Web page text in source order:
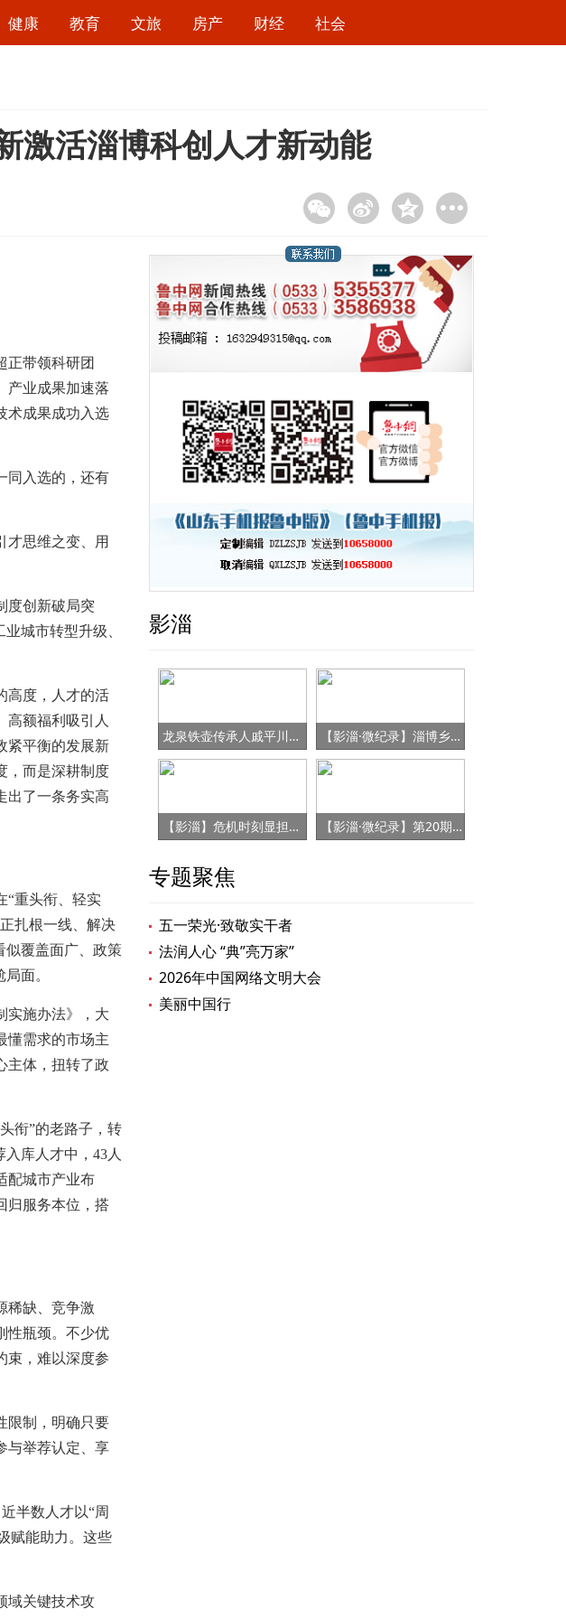
健康 教育 文旅 房产 财经 社会
激活淄博科创人才新动能
带领科研团
产业成果加速落
术成果成功入选
入选的，还有
思维之变、用
创新破局突
城市转型升级、
度，人才的活
高额福利吸引人
紧平衡的发展新
，而是深耕制度
出了一条务实高
重头衔、轻实
扎根一线、解决
似覆盖面广、政策
面。
施办法》，大
懂需求的市场主
主体，扭转了政
衔”的老路子，转
库人才中，43人
配城市产业布
归服务本位，搭
缺、竞争激
性瓶颈。不少优
束，难以深度参
制，明确只要
与举荐认定、享
半数人才以“周
赋能助力。这些
域关键技术攻
影淄
龙泉铁壶传承人戚平川的“守艺”之路 【影淄·微纪录】淄博乡村女书记的“变形记”
【影淄】危机时刻显担当 赤胆忠心保健康 【影淄·微纪录】第20期：战“疫”老将刘景春
专题聚焦
五一荣光·致敬实干者
法润人心 “典”亮万家”
2026年中国网络文明大会
美丽中国行